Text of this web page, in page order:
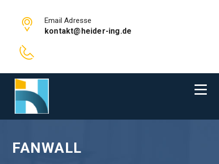
Email Adresse
kontakt@heider-ing.de
FANWALL